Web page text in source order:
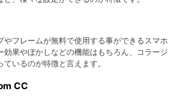
やフレームが無料で使用する事ができるスマホ
効果やぼかしなどの機能はもちろん、コラージ
いるのが特徴と言えます。
CC